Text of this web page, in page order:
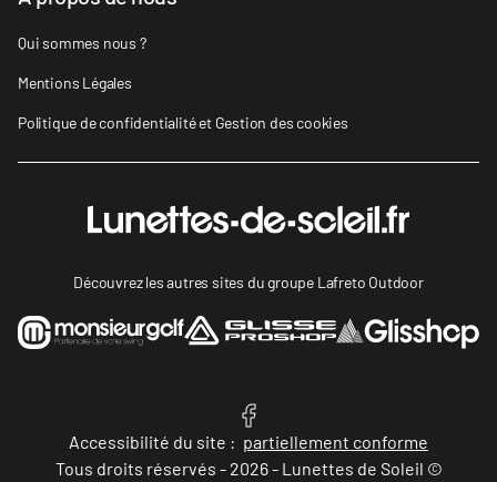
Qui sommes nous ?
Mentions Légales
Politique de confidentialité et Gestion des cookies
Découvrez les autres sites du groupe Lafreto Outdoor
Accessibilité du site : partiellement conforme
Tous droits réservés - 2026 - Lunettes de Soleil ©